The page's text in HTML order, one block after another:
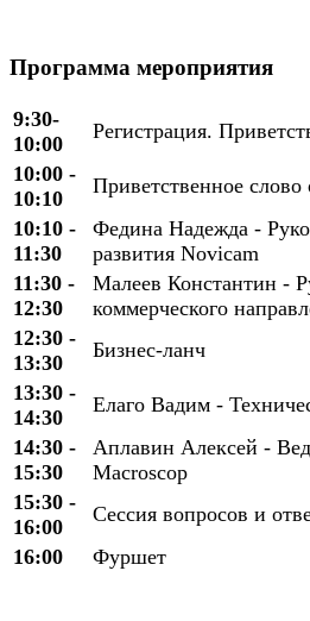
Программа мероприятия
9:30-
10:00
Регистрация.
10:00 -
10:10
Приветственное слово
10:10 -
11:30
Федина Надежда -
развития Novicam
11:30 -
12:30
Малеев Константин -
коммерческого
12:30 -
13:30
Бизнес-ланч
13:30 -
14:30
Елаго Вадим -
14:30 -
15:30
Аплавин Алексей -
Macroscop
15:30 -
16:00
Сессия вопросов и
16:00
Фуршет